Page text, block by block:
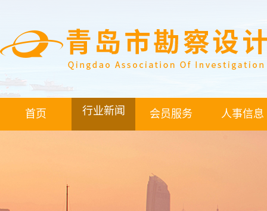
首页 行业新闻 会员服务 人事信息